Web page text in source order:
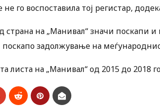
го воспоставила тој регистар,
страна на „Манивал“ значи поскапи
задолжување на
листа на „Манивал“ од 2015 до 2018